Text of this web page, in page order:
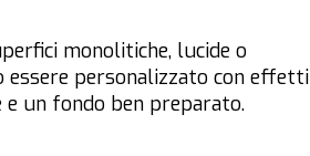
monolitiche, lucide o
essere personalizzato con effetti
e un fondo ben preparato.